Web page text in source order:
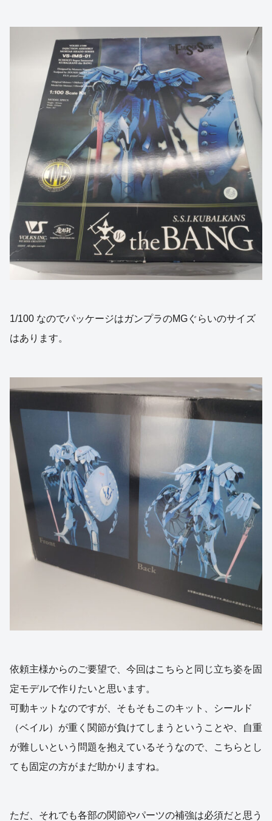
1/100 なのでパッケージはガンプラのMGぐらいのサイズ
はあります。
依頼主様からのご要望で、今回はこちらと同じ立ち姿を固
定モデルで作りたいと思います。
可動キットなのですが、そもそもこのキット、シールド
（ベイル）が重く関節が負けてしまうということや、自重
が難しいという問題を抱えているそうなので、こちらとし
ても固定の方がまだ助かりますね。
ただ、それでも各部の関節やパーツの補強は必須だと思う